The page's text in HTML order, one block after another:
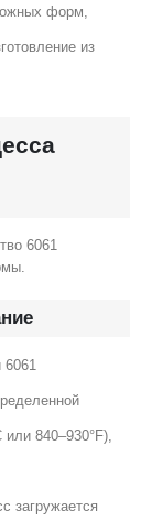
форм,
из
6061
840–930°F),
загружается